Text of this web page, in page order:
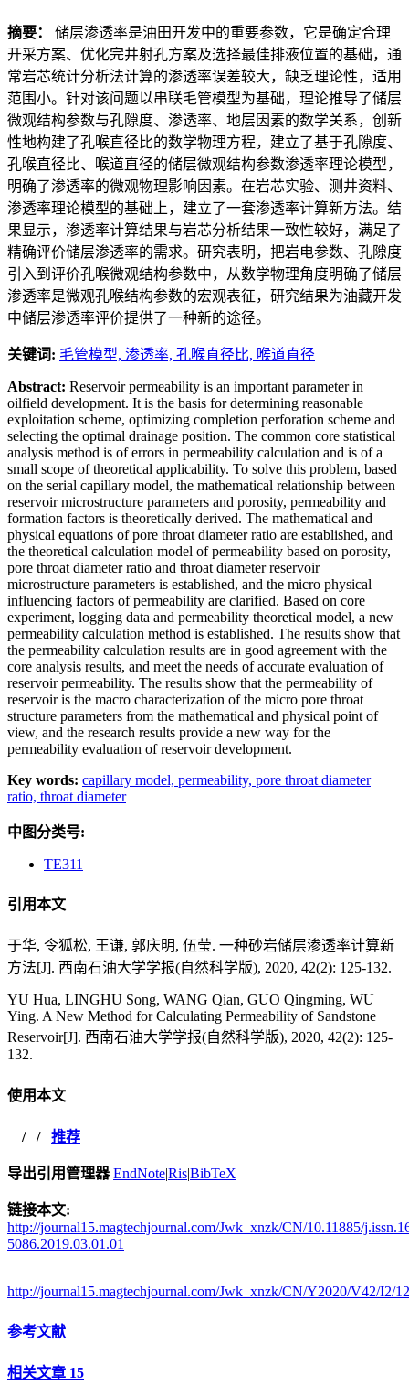
摘要： 储层渗透率是油田开发中的重要参数，它是确定合理
开采方案、优化完井射孔方案及选择最佳排液位置的基础，通
常岩芯统计分析法计算的渗透率误差较大，缺乏理论性，适用
范围小。针对该问题以串联毛管模型为基础，理论推导了储层
微观结构参数与孔隙度、渗透率、地层因素的数学关系，创新
性地构建了孔喉直径比的数学物理方程，建立了基于孔隙度、
孔喉直径比、喉道直径的储层微观结构参数渗透率理论模型，
明确了渗透率的微观物理影响因素。在岩芯实验、测井资料、
渗透率理论模型的基础上，建立了一套渗透率计算新方法。结
果显示，渗透率计算结果与岩芯分析结果一致性较好，满足了
精确评价储层渗透率的需求。研究表明，把岩电参数、孔隙度
引入到评价孔喉微观结构参数中，从数学物理角度明确了储层
渗透率是微观孔喉结构参数的宏观表征，研究结果为油藏开发
中储层渗透率评价提供了一种新的途径。
关键词: 毛管模型, 渗透率, 孔喉直径比, 喉道直径
Abstract: Reservoir permeability is an important parameter in
oilfield development. It is the basis for determining reasonable
exploitation scheme, optimizing completion perforation scheme and
selecting the optimal drainage position. The common core statistical
analysis method is of errors in permeability calculation and is of a
small scope of theoretical applicability. To solve this problem, based
on the serial capillary model, the mathematical relationship between
reservoir microstructure parameters and porosity, permeability and
formation factors is theoretically derived. The mathematical and
physical equations of pore throat diameter ratio are established, and
the theoretical calculation model of permeability based on porosity,
pore throat diameter ratio and throat diameter reservoir
microstructure parameters is established, and the micro physical
influencing factors of permeability are clarified. Based on core
experiment, logging data and permeability theoretical model, a new
permeability calculation method is established. The results show that
the permeability calculation results are in good agreement with the
core analysis results, and meet the needs of accurate evaluation of
reservoir permeability. The results show that the permeability of
reservoir is the macro characterization of the micro pore throat
structure parameters from the mathematical and physical point of
view, and the research results provide a new way for the
permeability evaluation of reservoir development.
Key words: capillary model, permeability, pore throat diameter
ratio, throat diameter
中图分类号:
TE311
引用本文
于华, 令狐松, 王谦, 郭庆明, 伍莹. 一种砂岩储层渗透率计算新
方法[J]. 西南石油大学学报(自然科学版), 2020, 42(2): 125-132.
YU Hua, LINGHU Song, WANG Qian, GUO Qingming, WU
Ying. A New Method for Calculating Permeability of Sandstone
Reservoir[J]. 西南石油大学学报(自然科学版), 2020, 42(2): 125-
132.
使用本文
/ / 推荐
导出引用管理器 EndNote|Ris|BibTeX
链接本文:
http://journal15.magtechjournal.com/Jwk_xnzk/CN/10.11885/
5086.2019.03.01.01
http://journal15.magtechjournal.com/Jwk_xnzk/CN/Y2020/V42/I2/
参考文献
相关文章 15